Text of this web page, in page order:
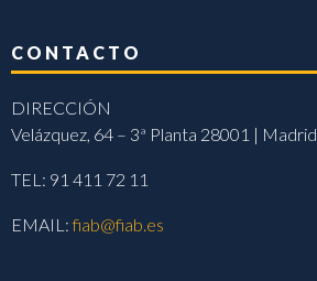
CONTACTO
DIRECCIÓN
Velázquez, 64 – 3ª Planta 28001 | Madrid
TEL: 91 411 72 11
EMAIL:fiab@fiab.es